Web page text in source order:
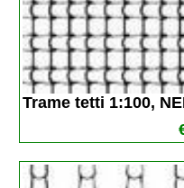
Trame tetti 1:100,